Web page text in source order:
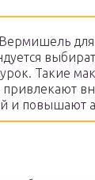
Вермишель для
Такие
привлекают
и повышают